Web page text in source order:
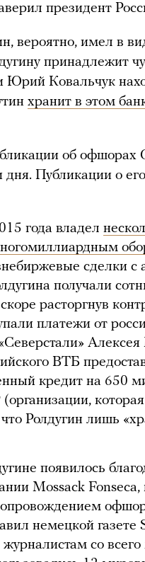
президент
вероятно, имел в
принадлежит
Юрий Ковальчук
хранит в этом
об офшорах
Публикации о
года владел
сделки с
получали
расторгнув
платежи от
ВТБ
кредит на 650
Ролдугин лишь
появилось
Mossack Fonseca,
немецкой газете
со